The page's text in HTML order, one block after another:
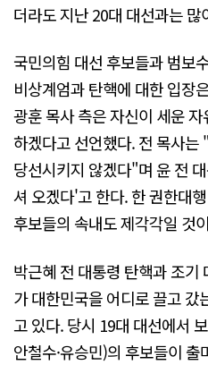
더라도 지난 20대 대선과는 많
국민의힘 대선 후보들과 범보
비상계엄과 탄핵에 대한 입장
광훈 목사 측은 자신이 세운
하겠다고 선언했다. 전 목사
당선시키지 않겠다"며 윤 전
셔 오겠다'고 한다. 한 권한대
후보들의 속내도 제각각일 것
박근혜 전 대통령 탄핵과 조
가 대한민국을 어디로 끌고
고 있다. 당시 19대 대선에서
안철수·유승민)의 후보들이